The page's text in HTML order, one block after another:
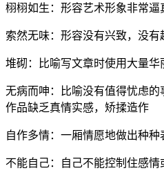
栩栩如生：形容艺术形象非常逼
索然无味：形容没有兴致，没有
堆砌：比喻写文章时使用大量华
无病而呻：比喻没有值得忧虑
作品缺乏真情实感，矫揉造作
自作多情：一厢情愿地做出种种
不能自己：自己不能控制住感情